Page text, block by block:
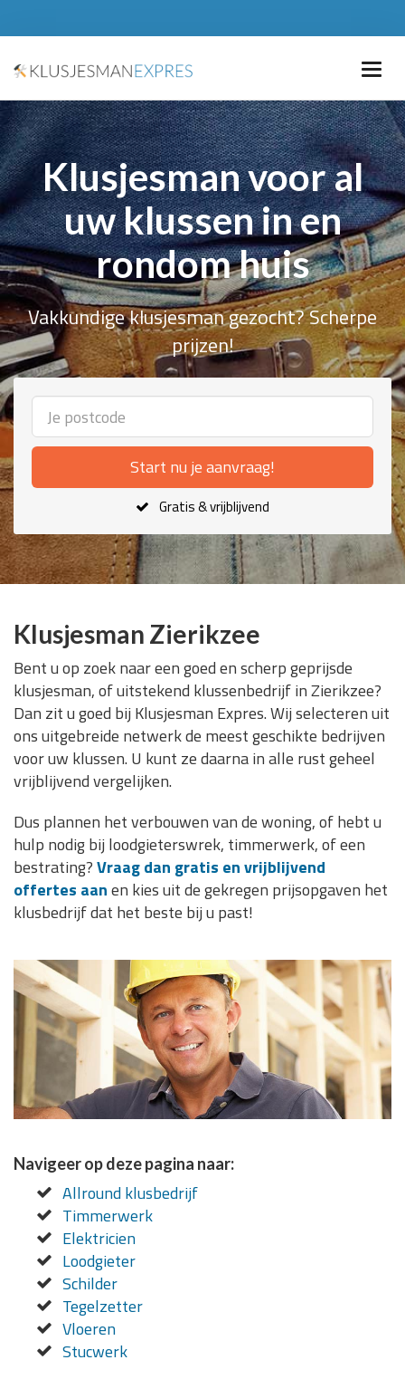
Klusjesman voor al
uw klussen in en
rondom huis
Vakkundige klusjesman gezocht? Scherpe
prijzen!
Start nu je aanvraag!
Gratis & vrijblijvend
Klusjesman Zierikzee
Bent u op zoek naar een goed en scherp geprijsde
klusjesman, of uitstekend klussenbedrijf in Zierikzee?
Dan zit u goed bij Klusjesman Expres. Wij selecteren uit
ons uitgebreide netwerk de meest geschikte bedrijven
voor uw klussen. U kunt ze daarna in alle rust geheel
vrijblijvend vergelijken.
Dus plannen het verbouwen van de woning, of hebt u
hulp nodig bij loodgieterswrek, timmerwerk, of een
bestrating?Vraag dan gratis en vrijblijvend
offertes aanen kies uit de gekregen prijsopgaven het
klusbedrijf dat het beste bij u past!
Navigeer op deze pagina naar:
Allround klusbedrijf
Timmerwerk
Elektricien
Loodgieter
Schilder
Tegelzetter
Vloeren
Stucwerk